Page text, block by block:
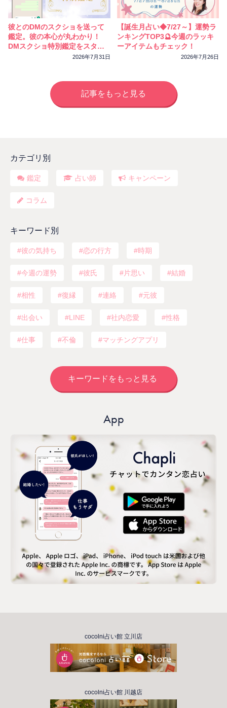
彼とのDMのスクショを送って
鑑定。彼の本心が丸わかり！
DMスクショ特別鑑定をスター
2026年7月31日
【誕生月占い◆7/27～】運勢ラ
ンキングTOP3🔮今週のラッキ
ーアイテムもチェック！
2026年7月26日
記事をもっと見る
カテゴリ別
鑑定 占い師 キャンペーン
コラム
キーワード別
彼の気持ち 恋の行方 時期
今週の運勢 彼氏 片思い 結婚
相性 復縁 連絡 元彼
出会い LINE 社内恋愛 性格
仕事 不倫 マッチングアプリ
キーワードをもっと見る
App
cocolni占い館 立川店
cocolni占い館 川越店